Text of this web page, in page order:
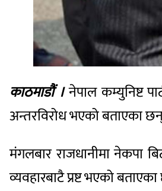
काठमाडौं ।नेपाल कम्युनिष्ट
अन्तरविरोध भएको बताएका
मंगलबार राजधानीमा नेकपा
व्यवहारबाटै प्रष्ट भएको